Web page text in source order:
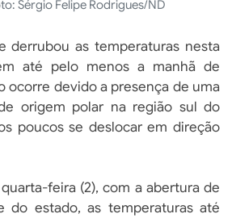
Sérgio Felipe Rodrigues/ND
derrubou as temperaturas nesta
até pelo menos a manhã de
ocorre devido a presença de uma
origem polar na região sul do
poucos se deslocar em direção
feira (2), com a abertura de
do estado, as temperaturas até